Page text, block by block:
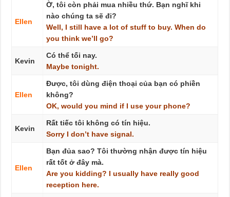
Ellen
Ờ, tôi còn phải mua nhiều thứ. Bạn nghĩ khi
nào chúng ta sẽ đi?
Well, I still have a lot of stuff to buy. When do
you think we’ll go?
Kevin
Có thể tối nay.
Maybe tonight.
Ellen
Được, tôi dùng điện thoại của bạn có phiền
không?
OK, would you mind if I use your phone?
Kevin
Rất tiếc tôi không có tín hiệu.
Sorry I don’t have signal.
Ellen
Bạn đủa sao? Tôi thường nhận được tín hiệu
rất tốt ở đây mà.
Are you kidding? I usually have really good
reception here.